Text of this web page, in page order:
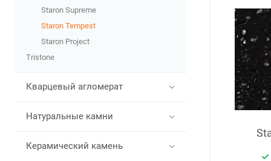
Staron Supreme
Staron Tempest
Staron Рroject
Tristone
Кварцевый агломерат
Натуральные камни
Керамический камень